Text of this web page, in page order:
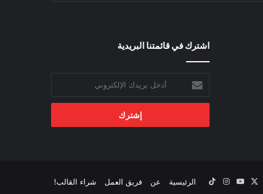
اشترك في قائمتنا البريدية
بريدك
الإلكتروني
الرئيسية عن فريق العمل شراء القالب! ‫YouTubeانستقرام‫TikTok